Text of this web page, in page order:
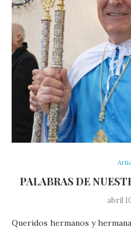
PALABRAS DE
abril
Queridos hermanos y